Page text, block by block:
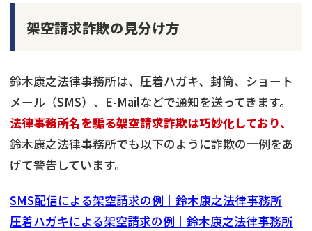
架空請求詐欺の見分け方
鈴木康之法律事務所は、圧着ハガキ、封筒、ショート
メール（SMS）、E-Mailなどで通知を送ってきます。
法律事務所名を騙る架空請求詐欺は巧妙化しており、
鈴木康之法律事務所でも以下のように詐欺の一例をあ
げて警告しています。
SMS配信による架空請求の例｜鈴木康之法律事務所
圧着ハガキによる架空請求の例｜鈴木康之法律事務所